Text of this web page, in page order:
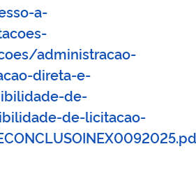
a-
administracao-
direta-e-
de-
de-licitacao-